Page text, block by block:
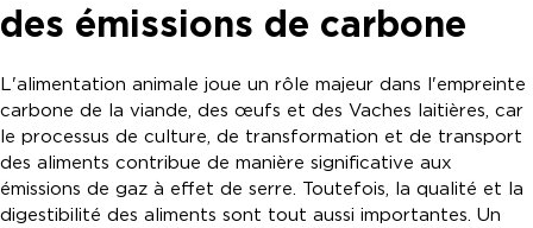
des émissions de carbone
L'alimentation animale joue un rôle majeur dans l'empreinte
carbone de la viande, des œufs et des Vaches laitières, car
le processus de culture, de transformation et de transport
des aliments contribue de manière significative aux
émissions de gaz à effet de serre. Toutefois, la qualité et la
digestibilité des aliments sont tout aussi importantes. Un